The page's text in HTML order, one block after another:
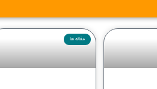
مقاله ها